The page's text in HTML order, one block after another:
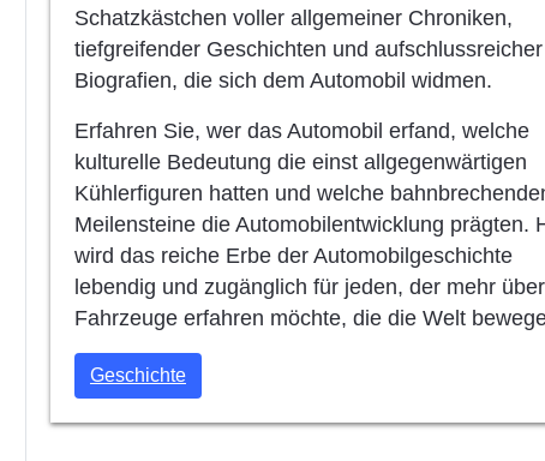
Schatzkästchen voller allgemeiner Chroniken,
tiefgreifender Geschichten und aufschlussreicher
Biografien, die sich dem Automobil widmen.
Erfahren Sie, wer das Automobil erfand, welche
kulturelle Bedeutung die einst allgegenwärtigen
Kühlerfiguren hatten und welche
Meilensteine die Automobilentwicklung prägten.
wird das reiche Erbe der Automobilgeschichte
lebendig und zugänglich für jeden, der mehr
Fahrzeuge erfahren möchte, die die Welt
Geschichte